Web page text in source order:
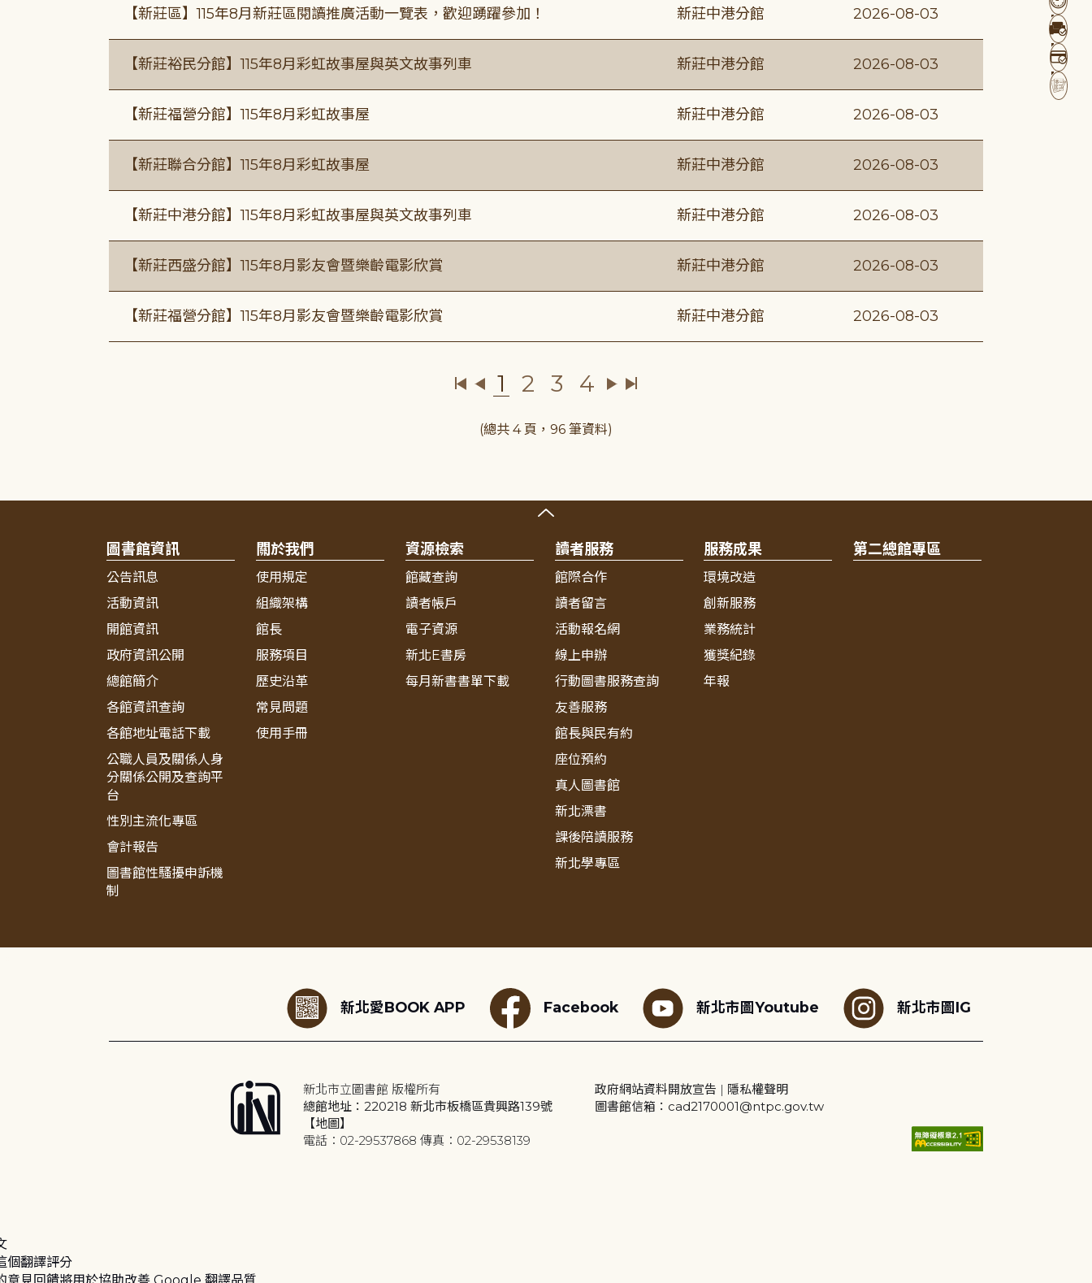
【新莊區】115年8月新莊區閱讀推廣活動一覽表，歡迎踴躍參加！ 新莊中港分館 2026-08-03
【新莊裕民分館】115年8月彩虹故事屋與英文故事列車 新莊中港分館 2026-08-03
【新莊福營分館】115年8月彩虹故事屋 新莊中港分館 2026-08-03
【新莊聯合分館】115年8月彩虹故事屋 新莊中港分館 2026-08-03
【新莊中港分館】115年8月彩虹故事屋與英文故事列車 新莊中港分館 2026-08-03
【新莊西盛分館】115年8月影友會暨樂齡電影欣賞 新莊中港分館 2026-08-03
【新莊福營分館】115年8月影友會暨樂齡電影欣賞 新莊中港分館 2026-08-03
1 2 3 4
(總共 4 頁，96 筆資料)
圖書館資訊
公告訊息
活動資訊
開館資訊
政府資訊公開
總館簡介
各館資訊查詢
各館地址電話下載
公職人員及關係人身
分關係公開及查詢平
台
性別主流化專區
會計報告
圖書館性騷擾申訴機
制
關於我們
使用規定
組織架構
館長
服務項目
歷史沿革
常見問題
使用手冊
資源檢索
館藏查詢
讀者帳戶
電子資源
新北E書房
每月新書書單下載
讀者服務
館際合作
讀者留言
活動報名網
線上申辦
行動圖書服務查詢
友善服務
館長與民有約
座位預約
真人圖書館
新北漂書
課後陪讀服務
新北學專區
服務成果
環境改造
創新服務
業務統計
獲獎紀錄
年報
第二總館專區
新北愛BOOK APP Facebook 新北市圖Youtube 新北市圖IG
新北市立圖書館 版權所有
總館地址：220218 新北市板橋區貴興路139號
【地圖】
電話：02-29537868 傳真：02-29538139
政府網站資料開放宣告 | 隱私權聲明
圖書館信箱：cad2170001@ntpc.gov.tw
個翻譯評分